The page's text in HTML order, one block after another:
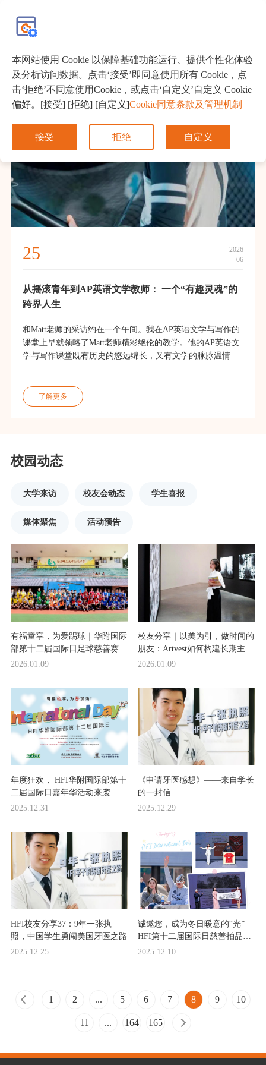
25
2026
06
从摇滚青年到AP英语文学教师： 一个“有趣灵魂”的
跨界人生
和Matt老师的采访约在一个午间。我在AP英语文学与写作的
课堂上早就领略了Matt老师精彩绝伦的教学。他的AP英语文
学与写作课堂既有历史的悠远绵长，又有文学的脉脉温情。
了解更多
校园动态
大学来访 校友会动态 学生喜报
媒体聚焦 活动预告
有福童享，为爱踢球｜华附国际
部第十二届国际日足球慈善赛圆
满落幕
2026.01.09
校友分享｜以美为引，做时间的
朋友：Artvest如何构建长期主义
收藏？
2026.01.09
年度狂欢， HFI华附国际部第十
二届国际日嘉年华活动来袭
2025.12.31
《申请牙医感想》——来自学长
的一封信
2025.12.29
HFI校友分享37：9年一张执
照，中国学生勇闯美国牙医之路
2025.12.25
诚邀您，成为冬日暖意的“光” |
HFI第十二届国际日慈善拍品征
集
2025.12.10
1 2 ... 5 6 7 8 9 10
11 ... 164 165
本网站使用 Cookie 以保障基础功能运行、提供个性化体验
及分析访问数据。点击‘接受’即同意使用所有 Cookie，点
击‘拒绝’不同意使用Cookie，或点击‘自定义’自定义 Cookie
偏好。[接受] [拒绝] [自定义]Cookie同意条款及管理机制
接受 拒绝 自定义